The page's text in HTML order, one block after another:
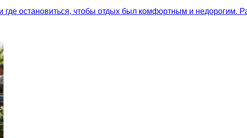
где остановиться, чтобы отдых был комфортным и недорогим.